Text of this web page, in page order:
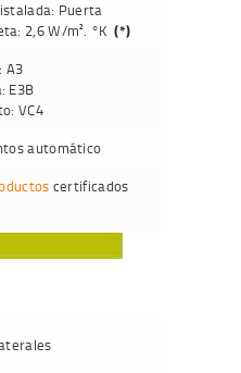
Puerta
2,6 W/m². °K(*)
A3
E3B
VC4
automático
certificados